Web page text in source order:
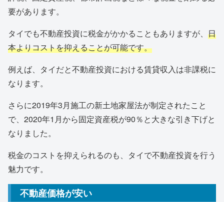
要があります。
タイでも不動産投資に税金がかかることもありますが、 日
本よりコストを抑えることが可能です。
例えば、タイだと不動産投資における賃貸収入は非課税に
なります。
さらに2019年3月施工の新土地家屋法が制定されたこと
で、2020年1月から固定資産税が90％と大きな引き下げと
なりました。
税金のコストを抑えられるのも、タイで不動産投資を行う
魅力です。
不動産価格が安い